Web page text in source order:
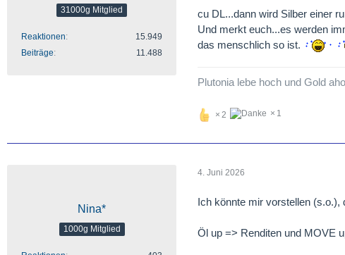
31000g Mitglied
Reaktionen
15.949
Beiträge
11.488
cu DL...dann wird Silber einer
Und merkt euch...es werden
das menschlich so ist.
Plutonia lebe hoch und Gold
2 1
Nina*
1000g Mitglied
4. Juni 2026
Ich könnte mir vorstellen (s.o.),
Öl up => Renditen und MOVE